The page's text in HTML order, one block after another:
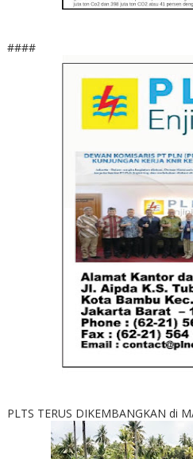
####
PLTS TERUS DIKEMBANGKAN di